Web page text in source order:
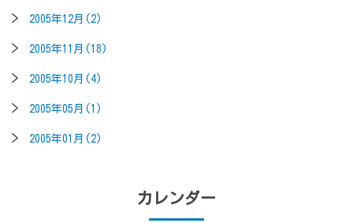
2005年12月(2)
2005年11月(18)
2005年10月(4)
2005年05月(1)
2005年01月(2)
カレンダー